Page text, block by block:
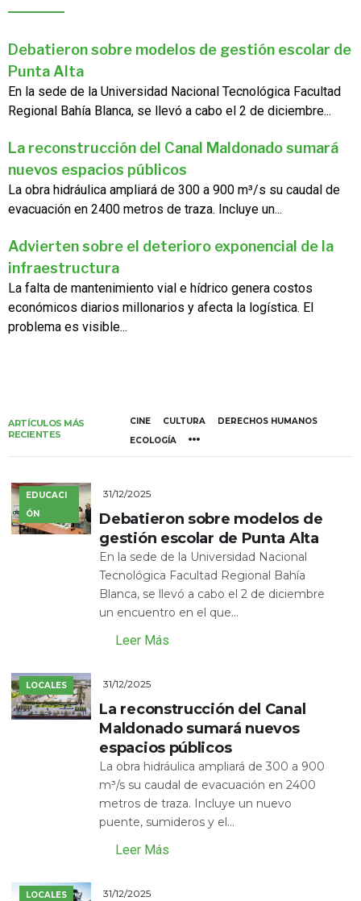
Debatieron sobre modelos de gestión escolar de
Punta Alta
En la sede de la Universidad Nacional Tecnológica Facultad
Regional Bahía Blanca, se llevó a cabo el 2 de diciembre...
La reconstrucción del Canal Maldonado sumará
nuevos espacios públicos
La obra hidráulica ampliará de 300 a 900 m³/s su caudal de
evacuación en 2400 metros de traza. Incluye un...
Advierten sobre el deterioro exponencial de la
infraestructura
La falta de mantenimiento vial e hídrico genera costos
económicos diarios millonarios y afecta la logística. El
problema es visible...
ARTÍCULOS MÁS
RECIENTES
CINE CULTURA
DERECHOS HUMANOS
ECOLOGÍA
EDUCACI
ÓN
31/12/2025
Debatieron sobre modelos de
gestión escolar de Punta Alta
En la sede de la Universidad Nacional
Tecnológica Facultad Regional Bahía
Blanca, se llevó a cabo el 2 de diciembre
un encuentro en el que...
Leer Más
LOCALES 31/12/2025
La reconstrucción del Canal
Maldonado sumará nuevos
espacios públicos
La obra hidráulica ampliará de 300 a 900
m³/s su caudal de evacuación en 2400
metros de traza. Incluye un nuevo
puente, sumideros y el...
Leer Más
LOCALES 31/12/2025